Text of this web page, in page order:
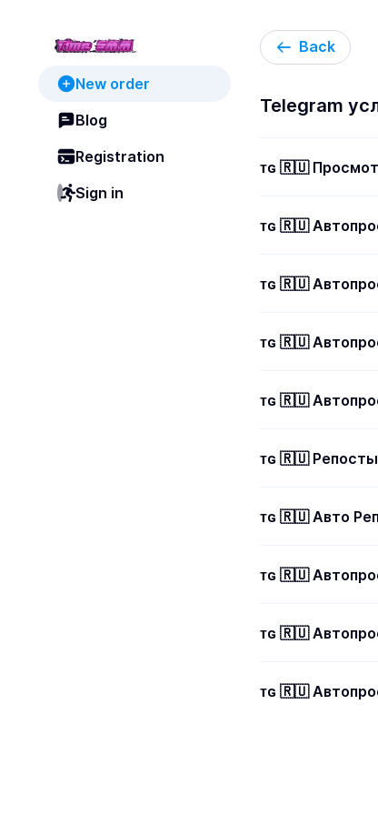
New order
Blog
Registration
Sign in
Back
Telegram
ᴛɢ 🇷🇺
ᴛɢ 🇷🇺
ᴛɢ 🇷🇺
ᴛɢ 🇷🇺
ᴛɢ 🇷🇺
ᴛɢ 🇷🇺 Репосты
ᴛɢ 🇷🇺 Авто
ᴛɢ 🇷🇺
ᴛɢ 🇷🇺
ᴛɢ 🇷🇺